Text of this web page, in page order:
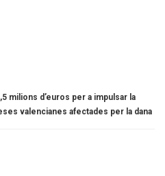
milions d’euros per a impulsar la
valencianes afectades per la dana